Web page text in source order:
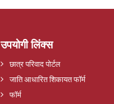
उपयोगी लिंक्स
छात्र परिवाद पोर्टल
जाति आधारित शिकायत फॉर्म
फॉर्म